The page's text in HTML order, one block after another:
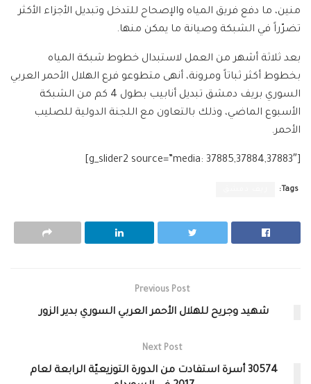
منين، ما دفع فريق المياه والإصحاح للتدخل وتبديل الأجزاء الأكثر
تضرّراً في الشبكة وصيانة ما يمكن منها.
بعد ثلاثة أشهر من العمل لاستبدال خطوط شبكة المياه
بخطوط أكثر ثباتاً ومرونة، أنهى متطوعو فرع الهلال الأحمر العربي
السوري بريف دمشق تبديل أنابيب بطول 4 كم من الشبكة
الأسبوع الماضي، وذلك بالتعاون مع اللجنة الدولية للصليب
الأحمر.
[g_slider2 source=”media: 37885,37884,37883″]
Tags:
Previous Post
شهيد وجريح للهلال الأحمر العربي السوري بدير الزور
Next Post
30574 أسرة استفادت من الدورة التوزيعيّة الرابعة لعام